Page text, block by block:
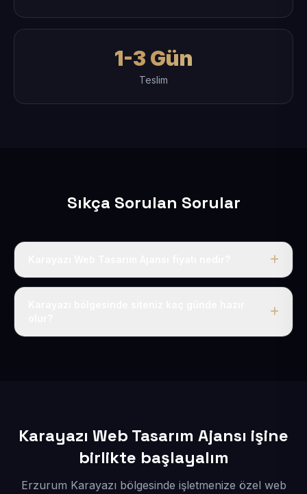
1-3 Gün
Teslim
Sıkça Sorulan Sorular
Tek fiyat uygulanır: yıllık 50 USD + KDV. Bu bedele alan
Karayazı Web Tasarım Ajansı işine
birlikte başlayalım
Erzurum Karayazı bölgesinde işletmenize özel web